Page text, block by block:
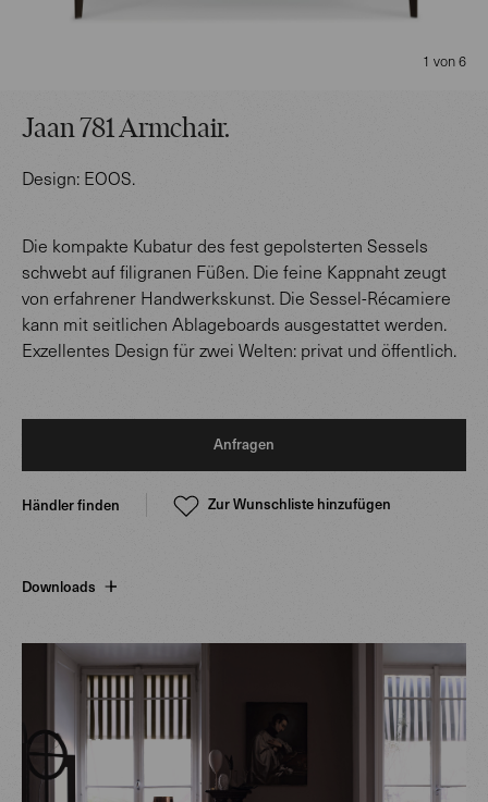
Jaan 781 Armchair.
Design: EOOS.
Die kompakte Kubatur des fest gepolsterten Sessels
schwebt auf filigranen Füßen. Die feine Kappnaht zeugt
von erfahrener Handwerkskunst. Die Sessel-Récamiere
kann mit seitlichen Ablageboards ausgestattet werden.
Exzellentes Design für zwei Welten: privat und öffentlich.
Anfragen
Händler finden Zur Wunschliste hinzufügen
Downloads
1 von 6